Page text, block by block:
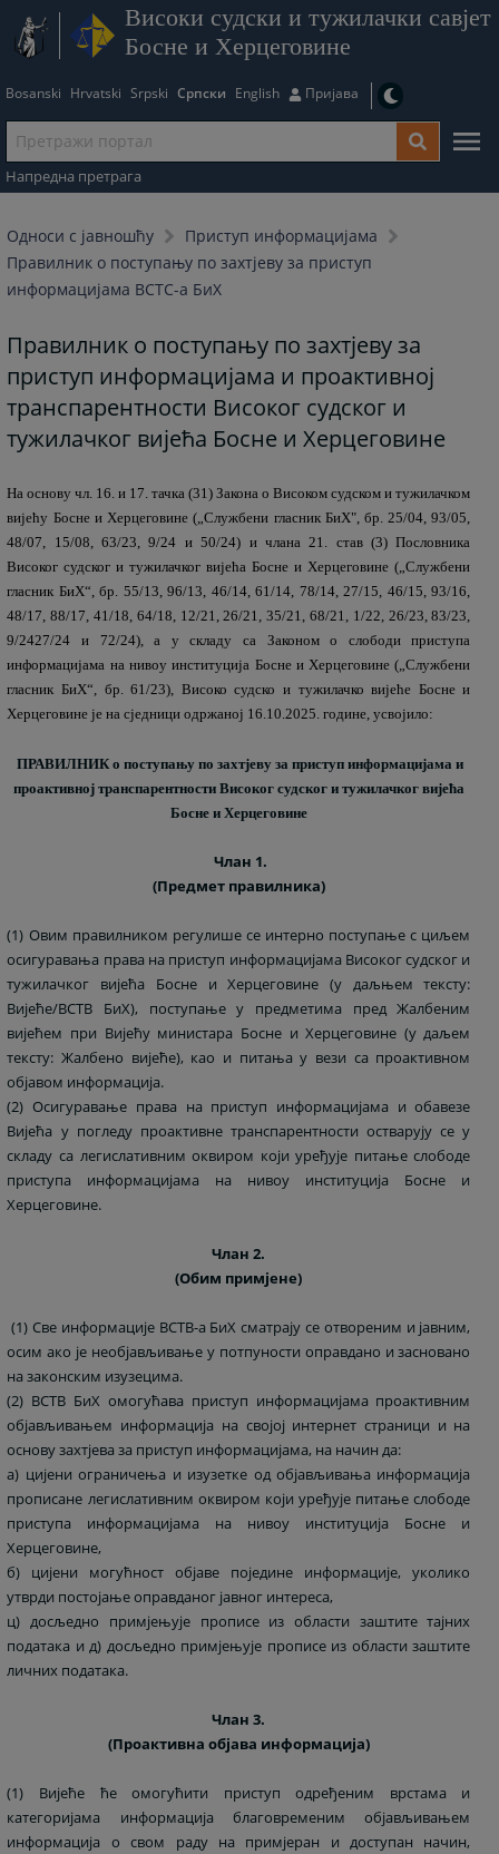
Високи судски и тужилачки савјет
Босне и Херцеговине
Bosanski Hrvatski Srpski Српски English Пријава
Напредна претрага
Односи с јавношћу
Приступ информацијама
Правилник о поступању по захтјеву за приступ
информацијама ВСТС-а БиХ
Правилник о поступању по захтјеву за
приступ информацијама и проактивној
транспарентности Високог судског и
тужилачког вијећа Босне и Херцеговине
На основу чл. 16. и 17. тачка (31) Закона о Високом судском и тужилачком
вијећу Босне и Херцеговине („Службени гласник БиХ", бр. 25/04, 93/05,
48/07, 15/08, 63/23, 9/24 и 50/24) и члана 21. став (3) Пословника
Високог судског и тужилачког вијећа Босне и Херцеговине („Службени
гласник БиХ“, бр. 55/13, 96/13, 46/14, 61/14, 78/14, 27/15, 46/15, 93/16,
48/17, 88/17, 41/18, 64/18, 12/21, 26/21, 35/21, 68/21, 1/22, 26/23, 83/23,
9/2427/24 и 72/24), а у складу са Законом о слободи приступа
информацијама на нивоу институција Босне и Херцеговине („Службени
гласник БиХ“, бр. 61/23), Високо судско и тужилачко вијеће Босне и
Херцеговине је на сједници одржаној 16.10.2025. године, усвојило:
ПРАВИЛНИК о поступању по захтјеву за приступ информацијама и
проактивној транспарентности Високог судског и тужилачког вијећа
Босне и Херцеговине
Члан 1.
(Предмет правилника)
(1) Овим правилником регулише се интерно поступање с циљем
осигуравања права на приступ информацијама Високог судског и
тужилачког вијећа Босне и Херцеговине (у даљњем тексту:
Вијеће/ВСТВ БиХ), поступање у предметима пред Жалбеним
вијећем при Вијећу министара Босне и Херцеговине (у даљем
тексту: Жалбено вијеће), као и питања у вези са проактивном
објавом информација.
(2) Осигуравање права на приступ информацијама и обавезе
Вијећа у погледу проактивне транспарентности остварују се у
складу са легислативним оквиром који уређује питање слободе
приступа информацијама на нивоу институција Босне и
Херцеговине.
Члан 2.
(Обим примјене)
(1) Све информације ВСТВ-а БиХ сматрају се отвореним и јавним,
осим ако је необјављивање у потпуности оправдано и засновано
на законским изузецима.
(2) ВСТВ БиХ омогућава приступ информацијама проактивним
објављивањем информација на својој интернет страници и на
основу захтјева за приступ информацијама, на начин да:
а) цијени ограничења и изузетке од објављивања информација
прописане легислативним оквиром који уређује питање слободе
приступа информацијама на нивоу институција Босне и
Херцеговине,
б) цијени могућност објаве поједине информације, уколико
утврди постојање оправданог јавног интереса,
ц) досљедно примјењује прописе из области заштите тајних
података и д) досљедно примјењује прописе из области заштите
личних података.
Члан 3.
(Проактивна објава информација)
(1) Вијеће ће омогућити приступ одређеним врстама и
категоријама информација благовременим објављивањем
информација о свом раду на примјеран и доступан начин,